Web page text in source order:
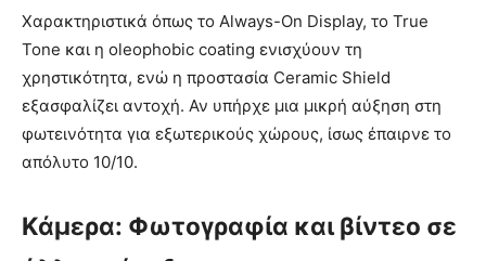
Χαρακτηριστικά όπως το Always-On Display, το True
Tone και η oleophobic coating ενισχύουν τη
χρηστικότητα, ενώ η προστασία Ceramic Shield
εξασφαλίζει αντοχή. Αν υπήρχε μια μικρή αύξηση στη
φωτεινότητα για εξωτερικούς χώρους, ίσως έπαιρνε το
απόλυτο 10/10.
Κάμερα: Φωτογραφία και βίντεο σε